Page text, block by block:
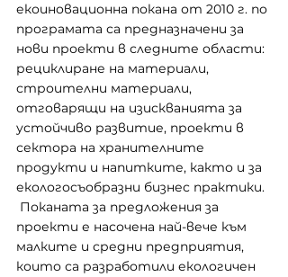
екоиновационна покана от 2010 г. по
програмата са предназначени за
нови проекти в следните области:
рециклиране на материали,
строителни материали,
отговарящи на изискванията за
устойчиво развитие, проекти в
сектора на хранителните
продукти и напитките, както и за
екологосъобразни бизнес практики.
проекти е насочена най-вече към
малките и средни предприятия,
които са разработили екологичен